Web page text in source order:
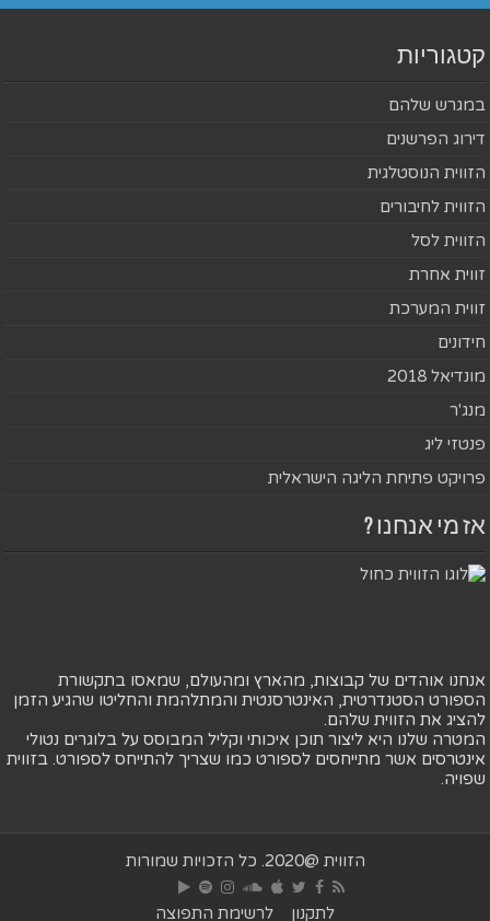
קטגוריות
במגרש שלהם
דירוג הפרשנים
הזווית הנוסטלגית
הזווית לחיבורים
הזווית לסל
זווית אחרת
זווית המערכת
חידונים
מונדיאל 2018
מנג'ר
פנטזי ליג
פרויקט פתיחת הליגה הישראלית
אז מי אנחנו ?
אנחנו אוהדים של קבוצות, מהארץ ומהעולם, שמאסו בתקשורת
הספורט הסטנדרטית, האינטרסנטית והמתלהמת והחליטו שהגיע הזמן
להציג את הזווית שלהם.
המטרה שלנו היא ליצור תוכן איכותי וקליל המבוסס על בלוגרים נטולי
אינטרסים אשר מתייחסים לספורט כמו שצריך להתייחס לספורט. בזווית
שפויה.
הזווית @2020. כל הזכויות שמורות
לתקנון לרשימת התפוצה